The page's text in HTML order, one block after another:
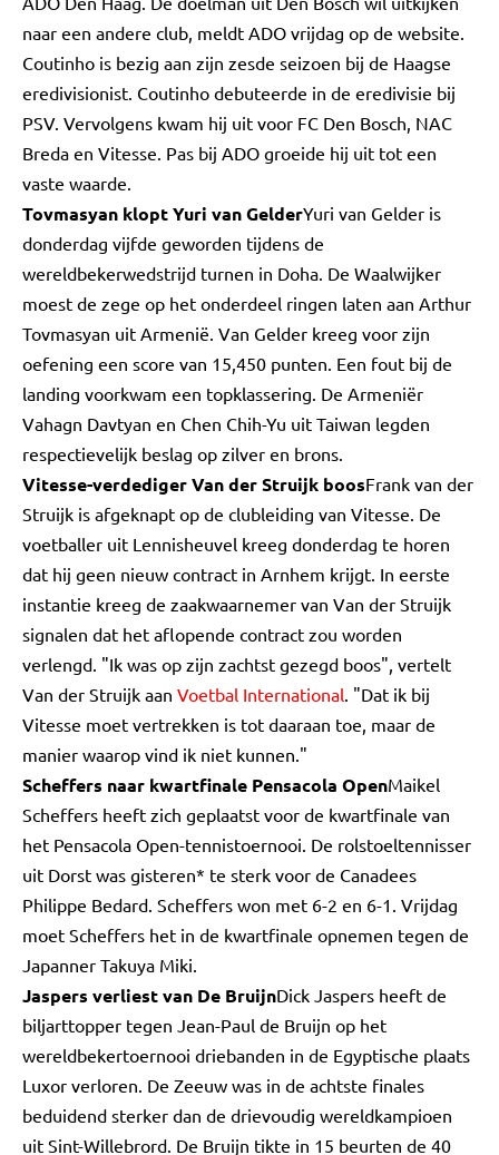
naar een andere club, meldt ADO vrijdag op de website.
Coutinho is bezig aan zijn zesde seizoen bij de Haagse
eredivisionist. Coutinho debuteerde in de eredivisie bij
PSV. Vervolgens kwam hij uit voor FC Den Bosch, NAC
Breda en Vitesse. Pas bij ADO groeide hij uit tot een
vaste waarde.
Tovmasyan klopt Yuri van GelderYuri van Gelder is
donderdag vijfde geworden tijdens de
wereldbekerwedstrijd turnen in Doha. De Waalwijker
moest de zege op het onderdeel ringen laten aan Arthur
Tovmasyan uit Armenië. Van Gelder kreeg voor zijn
oefening een score van 15,450 punten. Een fout bij de
landing voorkwam een topklassering. De Armeniër
Vahagn Davtyan en Chen Chih-Yu uit Taiwan legden
respectievelijk beslag op zilver en brons.
Vitesse-verdediger Van der Struijk boosFrank van der
Struijk is afgeknapt op de clubleiding van Vitesse. De
voetballer uit Lennisheuvel kreeg donderdag te horen
dat hij geen nieuw contract in Arnhem krijgt. In eerste
instantie kreeg de zaakwaarnemer van Van der Struijk
signalen dat het aflopende contract zou worden
verlengd. "Ik was op zijn zachtst gezegd boos", vertelt
Van der Struijk aan Voetbal International. "Dat ik bij
Vitesse moet vertrekken is tot daaraan toe, maar de
manier waarop vind ik niet kunnen."
Scheffers naar kwartfinale Pensacola OpenMaikel
Scheffers heeft zich geplaatst voor de kwartfinale van
het Pensacola Open-tennistoernooi. De rolstoeltennisser
uit Dorst was gisteren* te sterk voor de Canadees
Philippe Bedard. Scheffers won met 6-2 en 6-1. Vrijdag
moet Scheffers het in de kwartfinale opnemen tegen de
Japanner Takuya Miki.
Jaspers verliest van De BruijnDick Jaspers heeft de
biljarttopper tegen Jean-Paul de Bruijn op het
wereldbekertoernooi driebanden in de Egyptische plaats
Luxor verloren. De Zeeuw was in de achtste finales
beduidend sterker dan de drievoudig wereldkampioen
uit Sint-Willebrord. De Bruijn tikte in 15 beurten de 40